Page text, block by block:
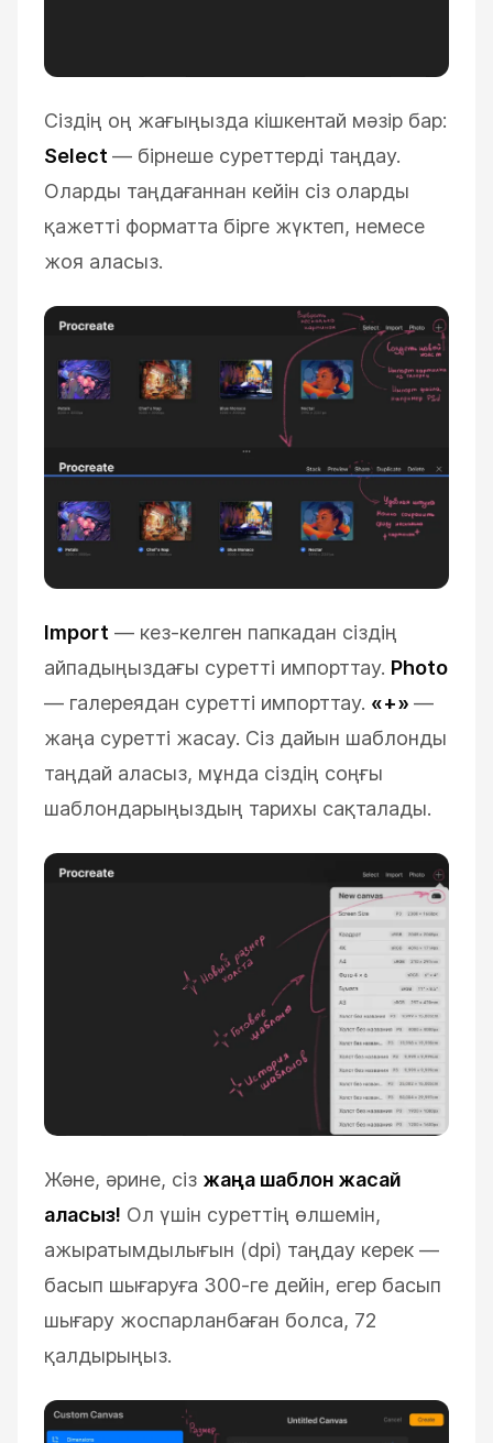
Сіздің оң жағыңызда кішкентай мәзір бар:
Select — бірнеше суреттерді таңдау.
Оларды таңдағаннан кейін сіз оларды
қажетті форматта бірге жүктеп, немесе
жоя аласыз.
Import — кез-келген папкадан сіздің
айпадыңыздағы суретті импорттау. Photo
— галереядан суретті импорттау. «+» —
жаңа суретті жасау. Сіз дайын шаблонды
таңдай аласыз, мұнда сіздің соңғы
шаблондарыңыздың тарихы сақталады.
Және, әрине, сіз жаңа шаблон жасай
аласыз! Ол үшін суреттің өлшемін,
ажыратымдылығын (dpi) таңдау керек —
басып шығаруға 300-ге дейін, егер басып
шығару жоспарланбаған болса, 72
қалдырыңыз.